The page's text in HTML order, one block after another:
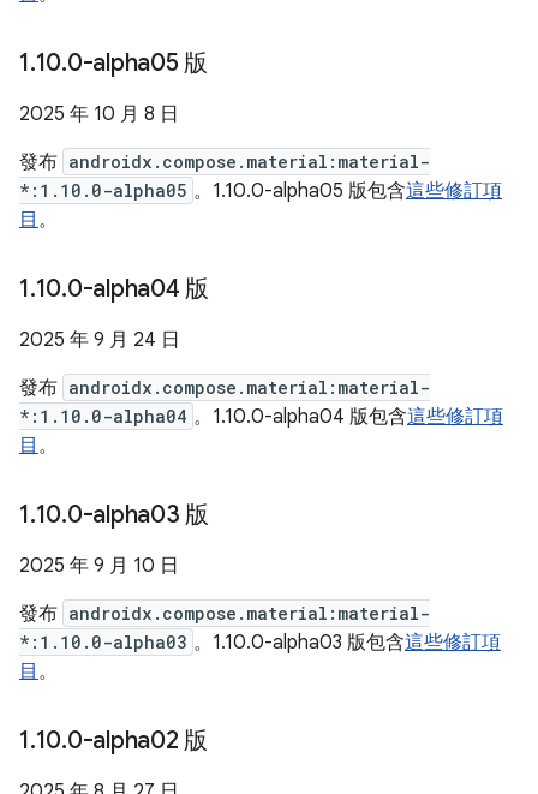
1.10.0-alpha05 版
2025 年 10 月 8 日
發布 androidx.compose.material:material-
*:1.10.0-alpha05 。1.10.0-alpha05 版包含這些修訂項
目 。
1.10.0-alpha04 版
2025 年 9 月 24 日
發布 androidx.compose.material:material-
*:1.10.0-alpha04 。1.10.0-alpha04 版包含這些修訂項
目 。
1.10.0-alpha03 版
2025 年 9 月 10 日
發布 androidx.compose.material:material-
*:1.10.0-alpha03 。1.10.0-alpha03 版包含這些修訂項
目 。
1.10.0-alpha02 版